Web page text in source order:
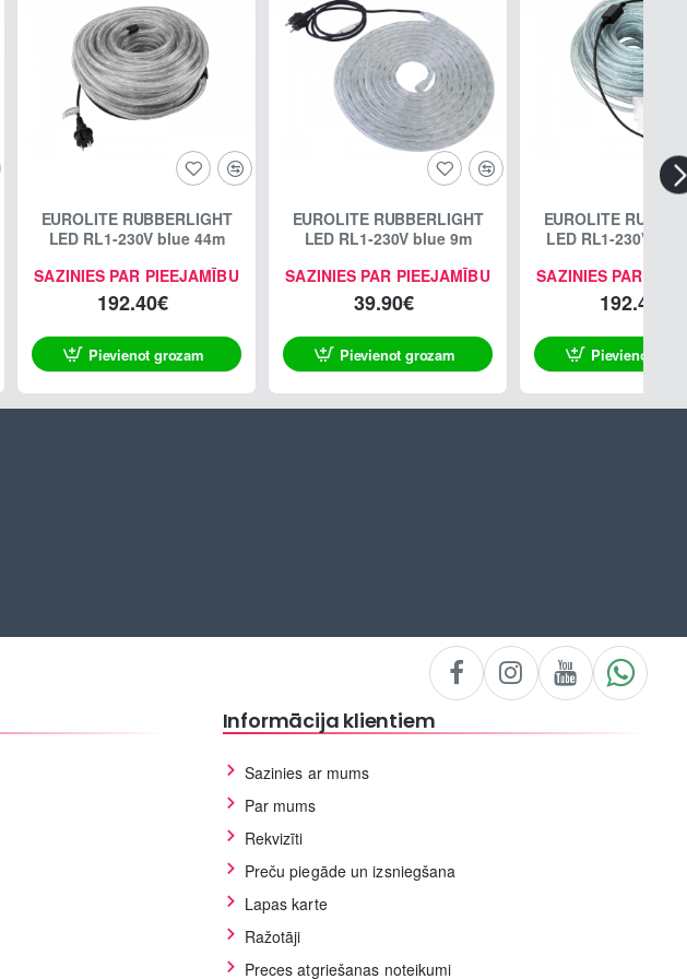
SAZINIES PAR PIEEJAMĪBU
EUROLITE RUBBERLIGHT
LED RL1-230V blue 44m
192.40€
Pievienot grozam
SAZINIES PAR PIEEJAMĪBU
EUROLITE RUBBERLIGHT
LED RL1-230V blue 9m
39.90€
Pievienot grozam
SAZINIES PAR
EUROLITE
LED RL1-230V
192.40€
Pievienot
Informācija klientiem
Sazinies ar mums
Par mums
Rekvizīti
Preču piegāde un izsniegšana
Lapas karte
Ražotāji
Preces atgriešanas noteikumi